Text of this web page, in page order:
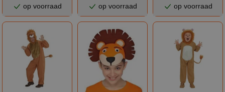
op voorraad op voorraad op voorraad